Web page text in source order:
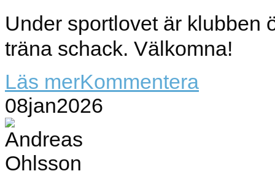
Under sportlovet är klubben
träna schack. Välkomna!
Läs merKommentera
08jan2026